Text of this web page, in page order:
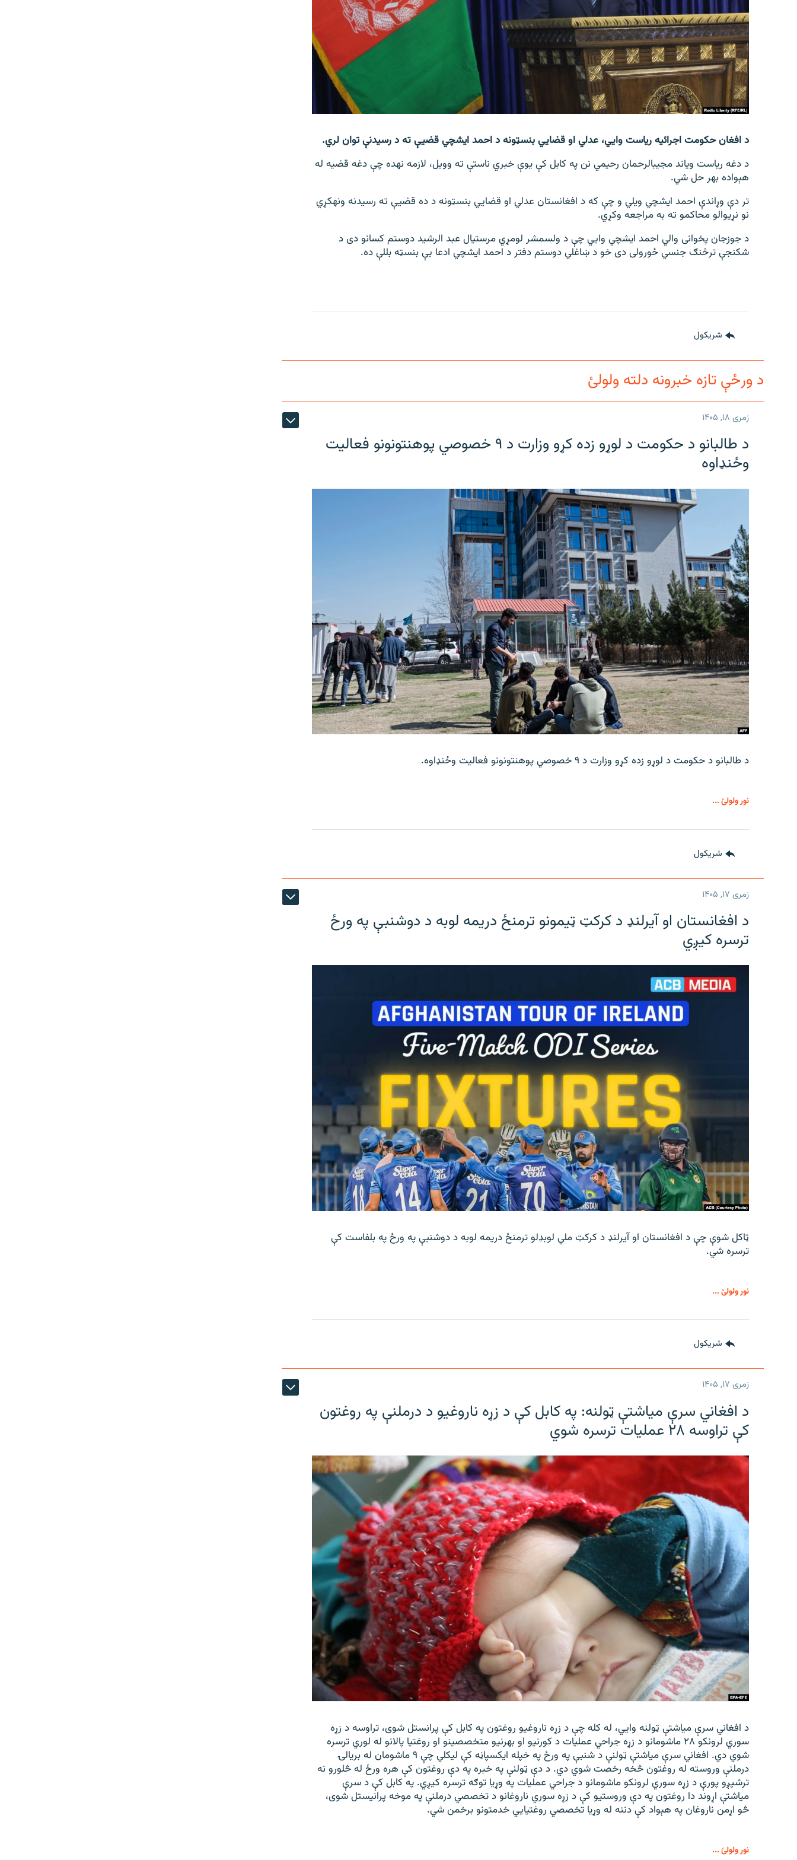
د افغان حکومت اجرائیه ریاست وايي، عدلي او قضایي بنسټونه د احمد ایشچي قضیې ته د رسیدنې توان لري.
د دغه ریاست ویاند مجیب‎الرحمان رحیمي نن په کابل کې یوې خبري ناستې ته وویل، لازمه نه‎ده چې دغه قضیه له
هېواده بهر حل شي.
تر دې وړاندې احمد ایشچي ویلي و چې که د افغانستان عدلي او قضايي بنسټونه د ده قضیې ته رسیدنه ونه‎کړي
نو نړیوالو محاکمو ته به مراجعه وکړي.
د جوزجان پخوانی والي احمد ایشچي وايي چې د ولسمشر لومړي مرستیال عبد الرشید دوستم کسانو دی د
شکنجې ترڅنګ جنسي ځورولی دی خو د ښاغلي دوستم دفتر د احمد ایشچي ادعا بې بنسټه بللې ده.
شريکول
د ورځې تازه خبرونه دلته ولولئ
زمری ۱۸, ۱۴۰۵
د طالبانو د حکومت د لوړو زده کړو وزارت د ۹ خصوصي پوهنتونونو فعالیت
وځنډاوه
د طالبانو د حکومت د لوړو زده کړو وزارت د ۹ خصوصي پوهنتونونو فعالیت وځنډاوه.
نور ولولئ ...
شريکول
زمری ۱۷, ۱۴۰۵
د افغانستان او آیرلنډ د کرکټ ټیمونو ترمنځ دریمه لوبه د دوشنبې په ورځ
ترسره کیږي
ټاکل شوې چې د افغانستان او آیرلنډ د کرکټ ملي لوبډلو ترمنځ دریمه لوبه د دوشنبې په ورځ په بلفاست کې
ترسره شي.
نور ولولئ ...
شريکول
زمری ۱۷, ۱۴۰۵
د افغاني سرې میاشتې ټولنه: په کابل کې د زړه ناروغیو د درملنې په روغتون
کې تراوسه ۲۸ عملیات ترسره شوي
د افغاني سرې میاشتې ټولنه وایي، له کله چې د زړه ناروغیو روغتون په کابل کې پرانستل شوی، تراوسه د زړه
سوري لرونکو ۲۸ ماشومانو د زړه جراحي عملیات د کورنیو او بهرنیو متخصصینو او روغتیا پالانو له لوري ترسره
شوي دي. افغاني سرې میاشتې ټولنې د شنبې په ورځ په خپله ایکسپاڼه کې لیکلي چې ۹ ماشومان له بریالۍ
درملنې وروسته له روغتون څخه رخصت شوي دي. د دې ټولنې په خبره په دې روغتون کې هره ورځ له څلورو نه
ترشپږو پورې د زړه سوري لرونکو ماشومانو د جراحي عملیات په وړیا توګه ترسره کیږي. په کابل کې د سرې
میاشتې اړوند دا روغتون په دې وروستیو کې د زړه سوري ناروغانو د تخصصي درملنې په موخه پرانیستل شوی،
څو اړمن ناروغان په هېواد کې دننه له وړیا تخصصي روغتیايي خدمتونو برخمن شي.
نور ولولئ ...